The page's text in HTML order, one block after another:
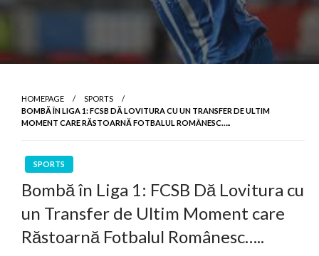
HOMEPAGE
SPORTS
BOMBĂ ÎN LIGA 1: FCSB DĂ LOVITURA CU UN TRANSFER DE ULTIM
MOMENT CARE RĂSTOARNĂ FOTBALUL ROMÂNESC…..
SPORTS
Bombă în Liga 1: FCSB Dă Lovitura cu
un Transfer de Ultim Moment care
Răstoarnă Fotbalul Românesc…..